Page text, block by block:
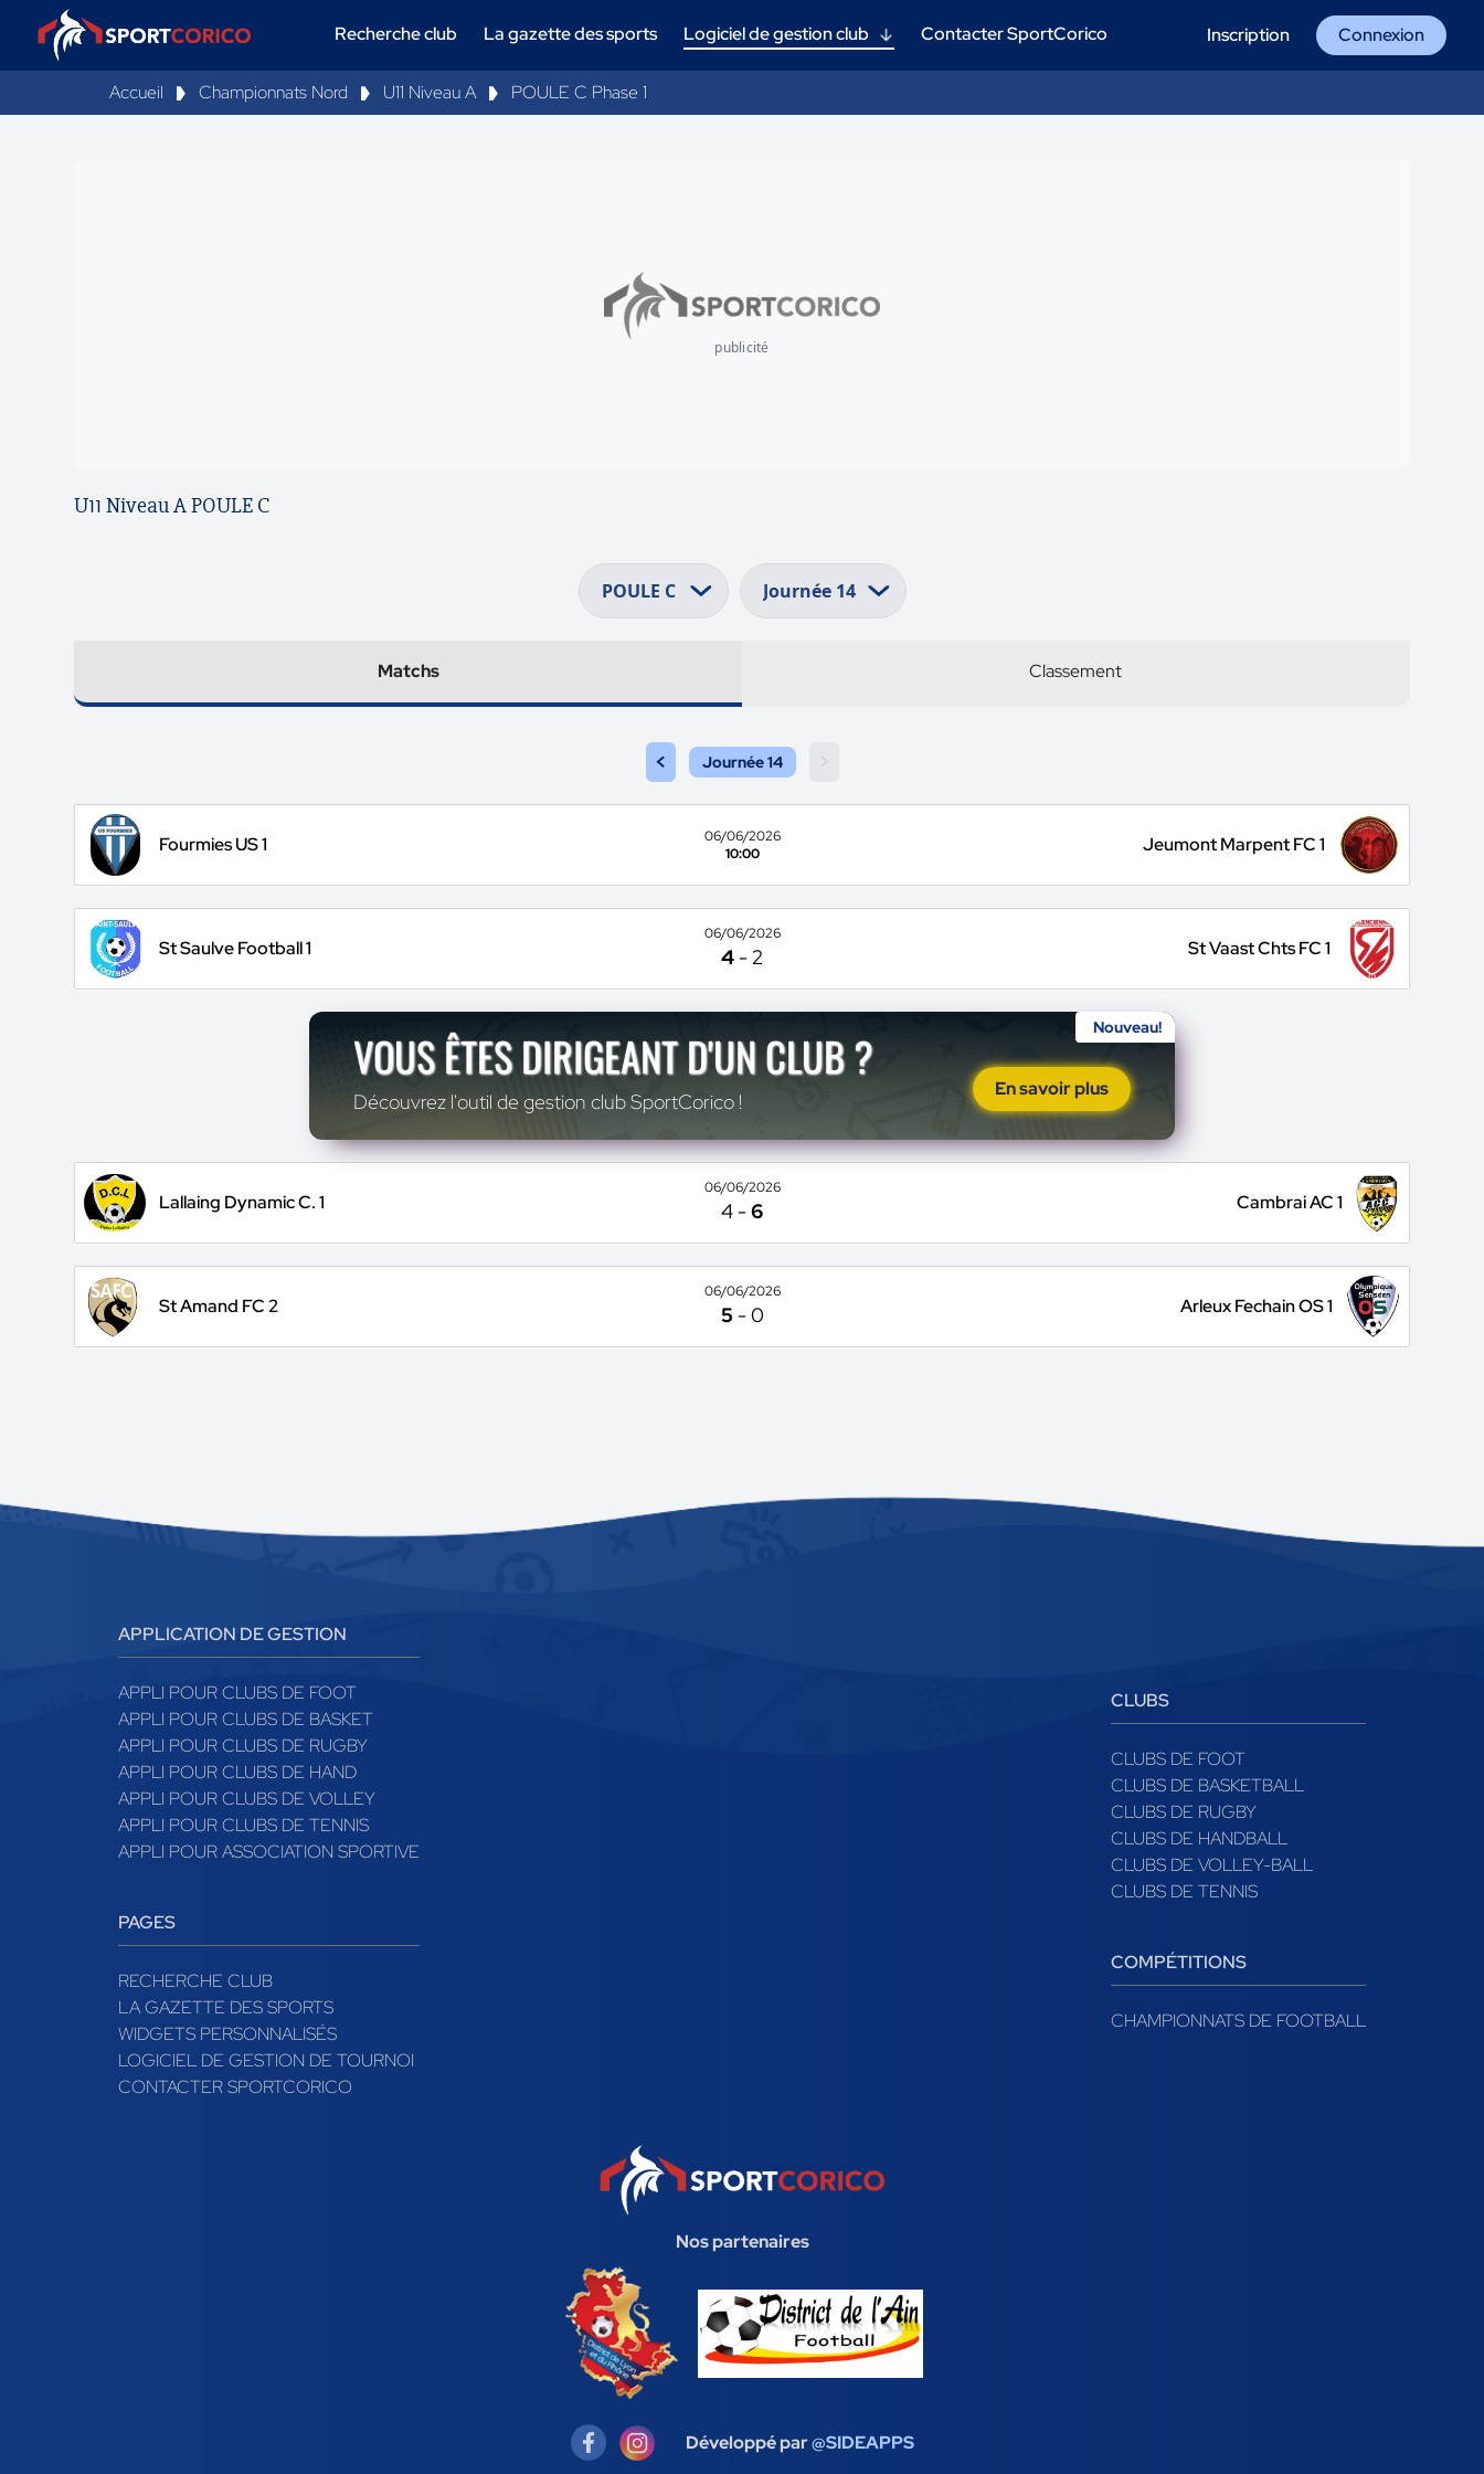
Recherche club La gazette des sports Logiciel de gestion club Contacter SportCorico Inscription Connexion
Accueil Championnats Nord U11 Niveau A POULE C Phase 1
publicité
U11 Niveau A POULE C
Matchs Classement
< Journée 14
Fourmies US 1
06/06/2026
10:00
Jeumont Marpent FC 1
St Saulve Football 1
06/06/2026
4 -2 St Vaast Chts FC 1
Nouveau!
VOUS ÊTES DIRIGEANT D'UN CLUB ?
Découvrez l'outil de gestion club SportCorico !
En savoir plus
Lallaing Dynamic C. 1
06/06/2026
4 -6 Cambrai AC 1
St Amand FC 2
06/06/2026
5 -0 Arleux Fechain OS 1
APPLICATION DE GESTION
APPLI POUR CLUBS DE FOOT
APPLI POUR CLUBS DE BASKET
APPLI POUR CLUBS DE RUGBY
APPLI POUR CLUBS DE HAND
APPLI POUR CLUBS DE VOLLEY
APPLI POUR CLUBS DE TENNIS
APPLI POUR ASSOCIATION SPORTIVE
PAGES
RECHERCHE CLUB
LA GAZETTE DES SPORTS
WIDGETS PERSONNALISÉS
LOGICIEL DE GESTION DE TOURNOI
CONTACTER SPORTCORICO
CLUBS
CLUBS DE FOOT
CLUBS DE BASKETBALL
CLUBS DE RUGBY
CLUBS DE HANDBALL
CLUBS DE VOLLEY-BALL
CLUBS DE TENNIS
COMPÉTITIONS
CHAMPIONNATS DE FOOTBALL
Nos partenaires
Développé par@SIDEAPPS